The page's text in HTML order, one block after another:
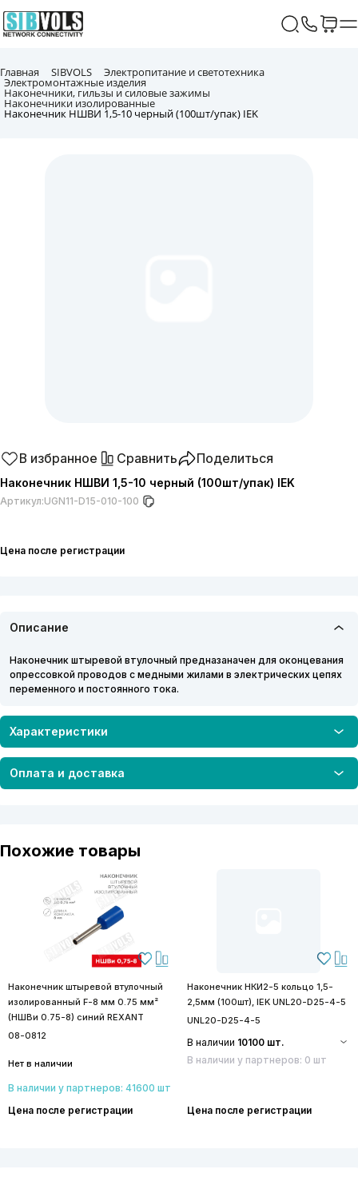
Главная SIBVOLS Электропитание и светотехника
Электромонтажные изделия
Наконечники, гильзы и силовые зажимы
Наконечники изолированные
Наконечник НШВИ 1,5-10 черный (100шт/упак) IEK
В избранное Сравнить Поделиться
Наконечник НШВИ 1,5-10 черный (100шт/упак) IEK
Артикул:UGN11-D15-010-100
Цена после регистрации
Описание
Наконечник штыревой втулочный предназаначен для оконцевания
опрессовкой проводов с медными жилами в электрических цепях
переменного и постоянного тока.
Характеристики
Оплата и доставка
Похожие товары
Наконечник штыревой втулочный
изолированный F-8 мм 0.75 мм²
(НШВи 0.75-8) синий REXANT
08-0812
Нет в наличии
В наличии у партнеров: 41600 шт
Цена после регистрации
Наконечник НКИ2-5 кольцо 1,5-
2,5мм (100шт), IEK UNL20-D25-4-5
UNL20-D25-4-5
В наличии 10100 шт.
В наличии у партнеров: 0 шт
Цена после регистрации